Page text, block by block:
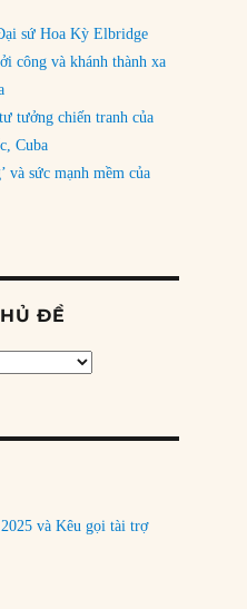
sứ Hoa Kỳ Elbridge
công và khánh thành xa
tưởng chiến tranh của
Cuba
và sức mạnh mềm của
ĐỀ
và Kêu gọi tài trợ